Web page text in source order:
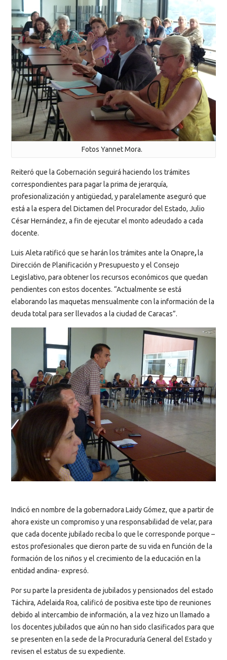
Fotos Yannet Mora.
Reiteró que la Gobernación seguirá haciendo los trámites
correspondientes para pagar la prima de jerarquía,
profesionalización y antigüedad, y paralelamente aseguró que
está a la espera del Dictamen del Procurador del Estado, Julio
César Hernández, a fin de ejecutarel monto adeudado a cada
docente.
Luis Aleta ratificó que se harán los trámites ante la Onapre, la
Dirección de Planificación y Presupuesto y el Consejo
Legislativo, para obtener los recursos económicos que quedan
pendientes con estos docentes. “Actualmente se está
elaborando las maquetas mensualmente con la información de la
deuda total para ser llevados a la ciudad de Caracas”.
Indicó en nombre de la gobernadora Laidy Gómez, que a partir de
ahora existe un compromiso y una responsabilidad de velar, para
que cada docente jubilado reciba lo que le corresponde porque –
estos profesionales que dieron parte de su vida en función de la
formación de los niños y el crecimiento de la educación en la
entidad andina- expresó.
Por su parte la presidenta de jubilados y pensionados del estado
Táchira, Adelaida Roa, calificó de positiva este tipo de reuniones
debido al intercambio de información, a la vez hizo un llamado a
los docentes jubilados que aún no han sido clasificados para que
se presenten en la sede de la Procuraduría General del Estado y
revisen el estatus de su expediente.